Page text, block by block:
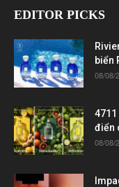
EDITOR PICKS
biển
08/08/
điển
08/08/